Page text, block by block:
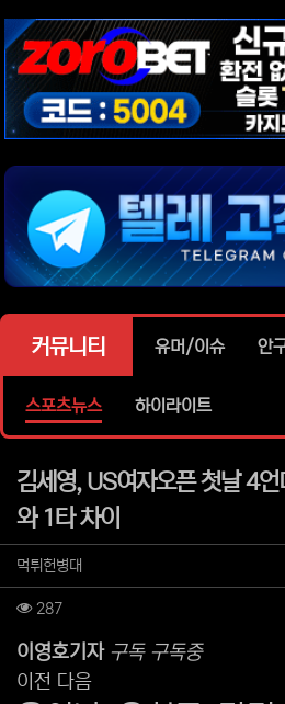
위젯설정에서
위젯설정에서
위젯설정에서
위젯설정에서
커뮤니티 유머/이슈 안
스포츠뉴스 하이라이트
김세영, US여자오픈 첫날 4
와 1타 차이
작성자 정보
먹튀헌병대
컨텐츠 정보
287조회
본문
이영호기자 구독 구독중
이전 다음